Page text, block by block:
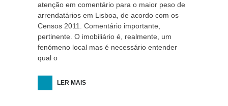
atenção em comentário para o maior peso de
arrendatários em Lisboa, de acordo com os
Censos 2011. Comentário importante,
pertinente. O imobiliário é, realmente, um
fenómeno local mas é necessário entender
qual o
LER MAIS